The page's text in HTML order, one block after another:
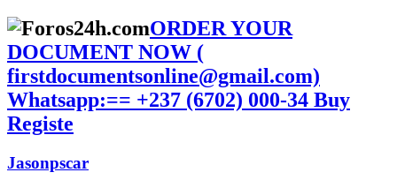
ORDER YOUR
DOCUMENT NOW (
firstdocumentsonline@gmail.com)
Whatsapp:== +237 (6702) 000‑34 Buy
Registe
Jasonpscar